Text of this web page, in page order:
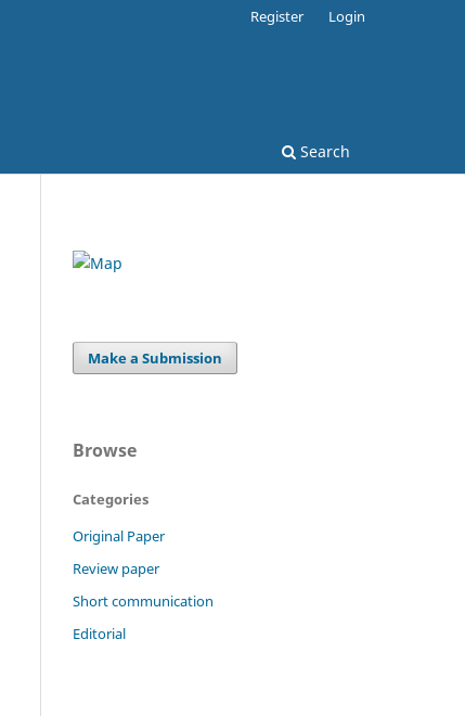
Search
Register Login
Make a Submission
Browse
Categories
Original Paper
Review paper
Short communication
Editorial